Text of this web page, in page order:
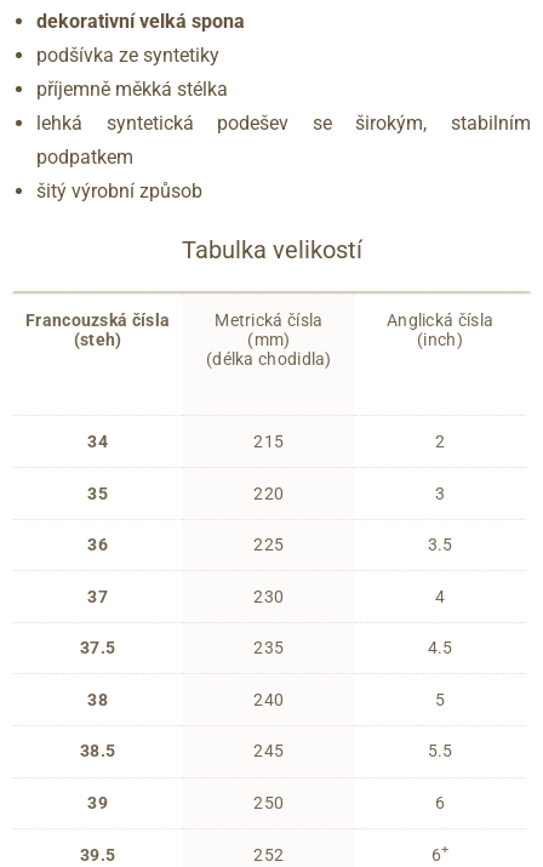
dekorativní velká spona
podšívka ze syntetiky
příjemně měkká stélka
lehká syntetická podešev se širokým, stabilním
podpatkem
šitý výrobní způsob
Tabulka velikostí
Francouzská čísla
(steh)
34
35
36
37
37.5
38
38.5
39
39.5
Metrická čísla
(mm)
(délka chodidla)
215
220
225
230
235
240
245
250
252
Anglická čísla
(inch)
2
3
3.5
4
4.5
5
5.5
6
6+